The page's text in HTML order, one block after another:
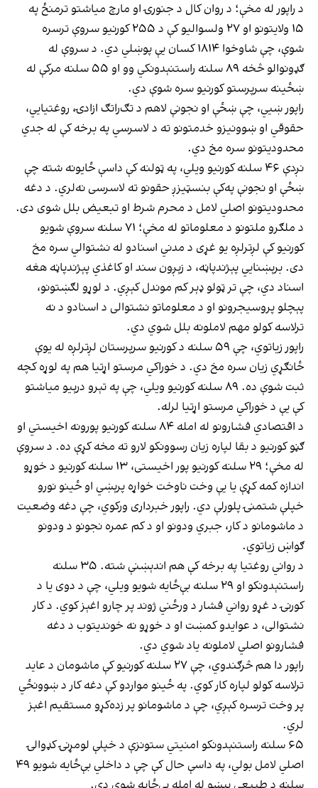
د راپور له مخې؛ د روان کال د جنورۍ او مارچ میاشتو ترمنځ په
۱۵ ولایتونو او ۲۷ ولسوالیو کې د ۲۵۵ کورنیو سروې ترسره
شوې، چې شاوخوا ۱۸۱۴ کسان یې پوښلي دي. د سروې له
ګډونوالو څخه ۸۹ سلنه راستنېدونکي وو او ۵۵ سلنه مرکې له
ښځینه سرپرستو کورنیو سره شوې دي.
راپور ښيي، چې ښځې او نجونې لاهم د تګ‌راتګ ازادۍ، روغتیايي،
حقوقي او ښوونیزو خدمتونو ته د لاسرسي په برخه کې له جدي
محدودیتونو سره مخ دي.
نږدې ۴۶ سلنه کورنیو ویلي، په ټولنه کې داسې ځایونه شته چې
ښځې او نجونې په‌کې بنسټیزږ حقونو ته لاسرسی نه‌لري. د دغه
محدودیتونو اصلي لامل د محرم شرط او تبعیض بلل شوی دی.
د ملګرو ملتونو د معلوماتو له مخې؛ ۷۱ سلنه سروې شویو
کورنیو کې لږترلږه یو غړی د مدني اسنادو له نشتوالي سره مخ
دی. برېښنایي پېژندپاڼه، د زېږون سند او کاغذي پېژندپاڼه هغه
اسناد دي، چې تر ټولو ډېر کم موندل کېږي. د لوړو لګښتونو،
پېچلو پروسیجرونو او د معلوماتو نشتوالی د اسنادو د نه
ترلاسه کولو مهم لاملونه بلل شوي دي.
راپور زیاتوي، چې ۵۹ سلنه د کورنیو سرپرستان لږترلږه له یوې
ځانګړي زیان سره مخ دي. د خوراکي مرستو اړتیا هم په لوړه کچه
ثبت شوې ده. ۸۹ سلنه کورنیو ویلي، چې په تېرو درېیو میاشتو
کې یې د خوراکي مرستو اړتیا لرله.
د اقتصادي فشارونو له امله ۸۴ سلنه کورنیو پورونه اخیستي او
ګڼو کورنیو د بقا لپاره زیان رسوونکو لارو ته مخه کړې ده. د سروې
له مخې؛ ۲۹ سلنه کورنیو پور اخیستی، ۱۳ سلنه کورنیو د خوړو
اندازه کمه کړې یا یې وخت ناوخت خواړه پرېښي او ځینو نورو
خپلې شتمنۍ پلورلې دي. راپور خبرداری ورکوي، چې دغه وضعیت
د ماشومانو د کار، جبري ودونو او د کم عمره نجونو د ودونو
ګواښ زیاتوي.
د رواني روغتیا په برخه کې هم اندېښنې شته. ۳۵ سلنه
راستنېدونکو او ۲۹ سلنه بې‌ځایه شویو ویلي، چې د دوی یا د
کورنۍ د غړو رواني فشار د ورځني ژوند پر چارو اغېز کوي. د کار
نشتوالی، د عوایدو کمښت او د خوړو نه خوندیتوب د دغه
فشارونو اصلي لاملونه یاد شوي دي.
راپور دا هم څرګندوي، چې ۲۷ سلنه کورنیو کې ماشومان د عاید
ترلاسه کولو لپاره کار کوي. په ځینو مواردو کې دغه کار د ښوونځي
پر وخت ترسره کېږي، چې د ماشومانو پر زده‌کړو مستقیم اغېز
لري.
۶۵ سلنه راستنېدونکو امنیتي ستونزې د خپلې لومړنۍ کډوالۍ
اصلي لامل بولي، په داسې حال کې چې د داخلي بې‌ځایه شویو ۴۹